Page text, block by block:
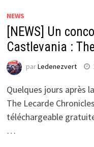
NEWS
[NEWS] Un
Castlevania :
parLedenezvert
Quelques jours après
The Lecarde
téléchargeable
…